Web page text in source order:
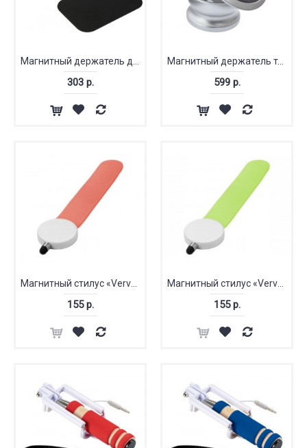
Магнитный держатель для телефона
303 р.
Магнитный держатель телефона «Mount»
599 р.
Магнитный стилус «Verve»
155 р.
Магнитный стилус «Verve»
155 р.